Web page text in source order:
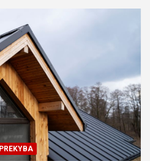
PREKYBA